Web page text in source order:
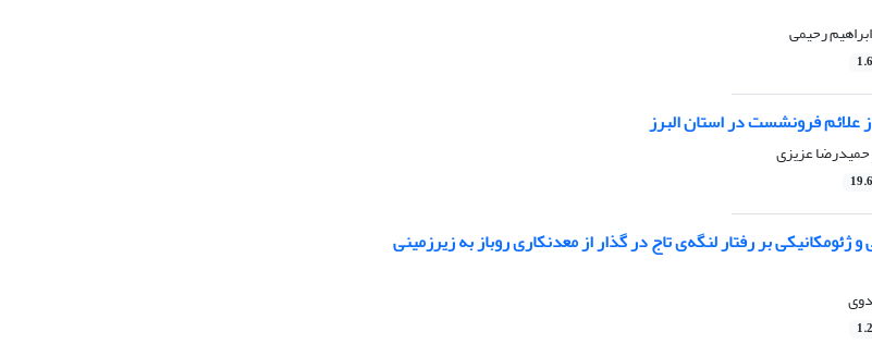
رحیمی
علائم فرونشست در استان البرز
حمیدرضا عزیزی
ژئومکانیکی بر رفتار لنگه‌ی تاج در گذار از معدنکاری روباز به زیرزمینی